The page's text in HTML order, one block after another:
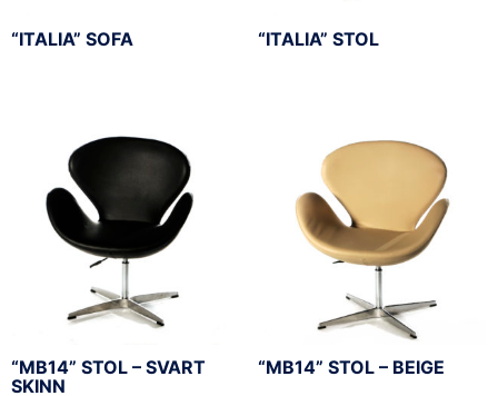
“ITALIA” SOFA “ITALIA” STOL
“MB14” STOL – SVART
SKINN
“MB14” STOL – BEIGE